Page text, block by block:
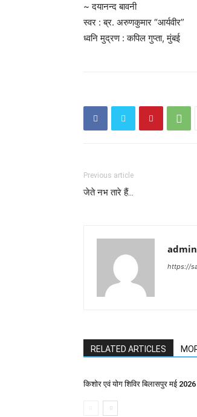
~ दयानन्द बावनी
स्वर : ब्र. अरुणकुमार “आर्यवीर”
ध्वनि मुद्रण : कपिल गुप्ता, मुंबई
Previous article
जेते नभ तारे हैं…
admin
https://
RELATED ARTICLES
किशोर एवं योग शिविर बिलासपुर मई 2026